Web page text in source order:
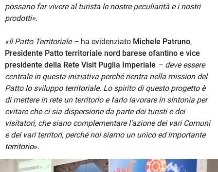
possano far vivere al turista le nostre peculiarità e i nostri
prodotti».
«Il Patto Territoriale – ha evidenziato Michele Patruno,
Presidente Patto territoriale nord barese ofantino e vice
presidente della Rete Visit Puglia Imperiale – deve essere
centrale in questa iniziativa perché rientra nella mission del
Patto lo sviluppo territoriale. Lo spirito di questo progetto è
di mettere in rete un territorio e farlo lavorare in sintonia per
evitare che ci sia dispersione da parte dei turisti e dei
visitatori, che siano complementare l'azione dei vari Comuni
e dei vari territori, perché noi siamo un unico ed importante
territorio».